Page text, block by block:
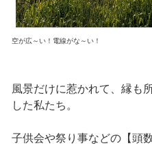
空が広～い！電線がな～い！
風景だけに惹かれて、縁も
した私たち。
子供会や祭り事などの【頭